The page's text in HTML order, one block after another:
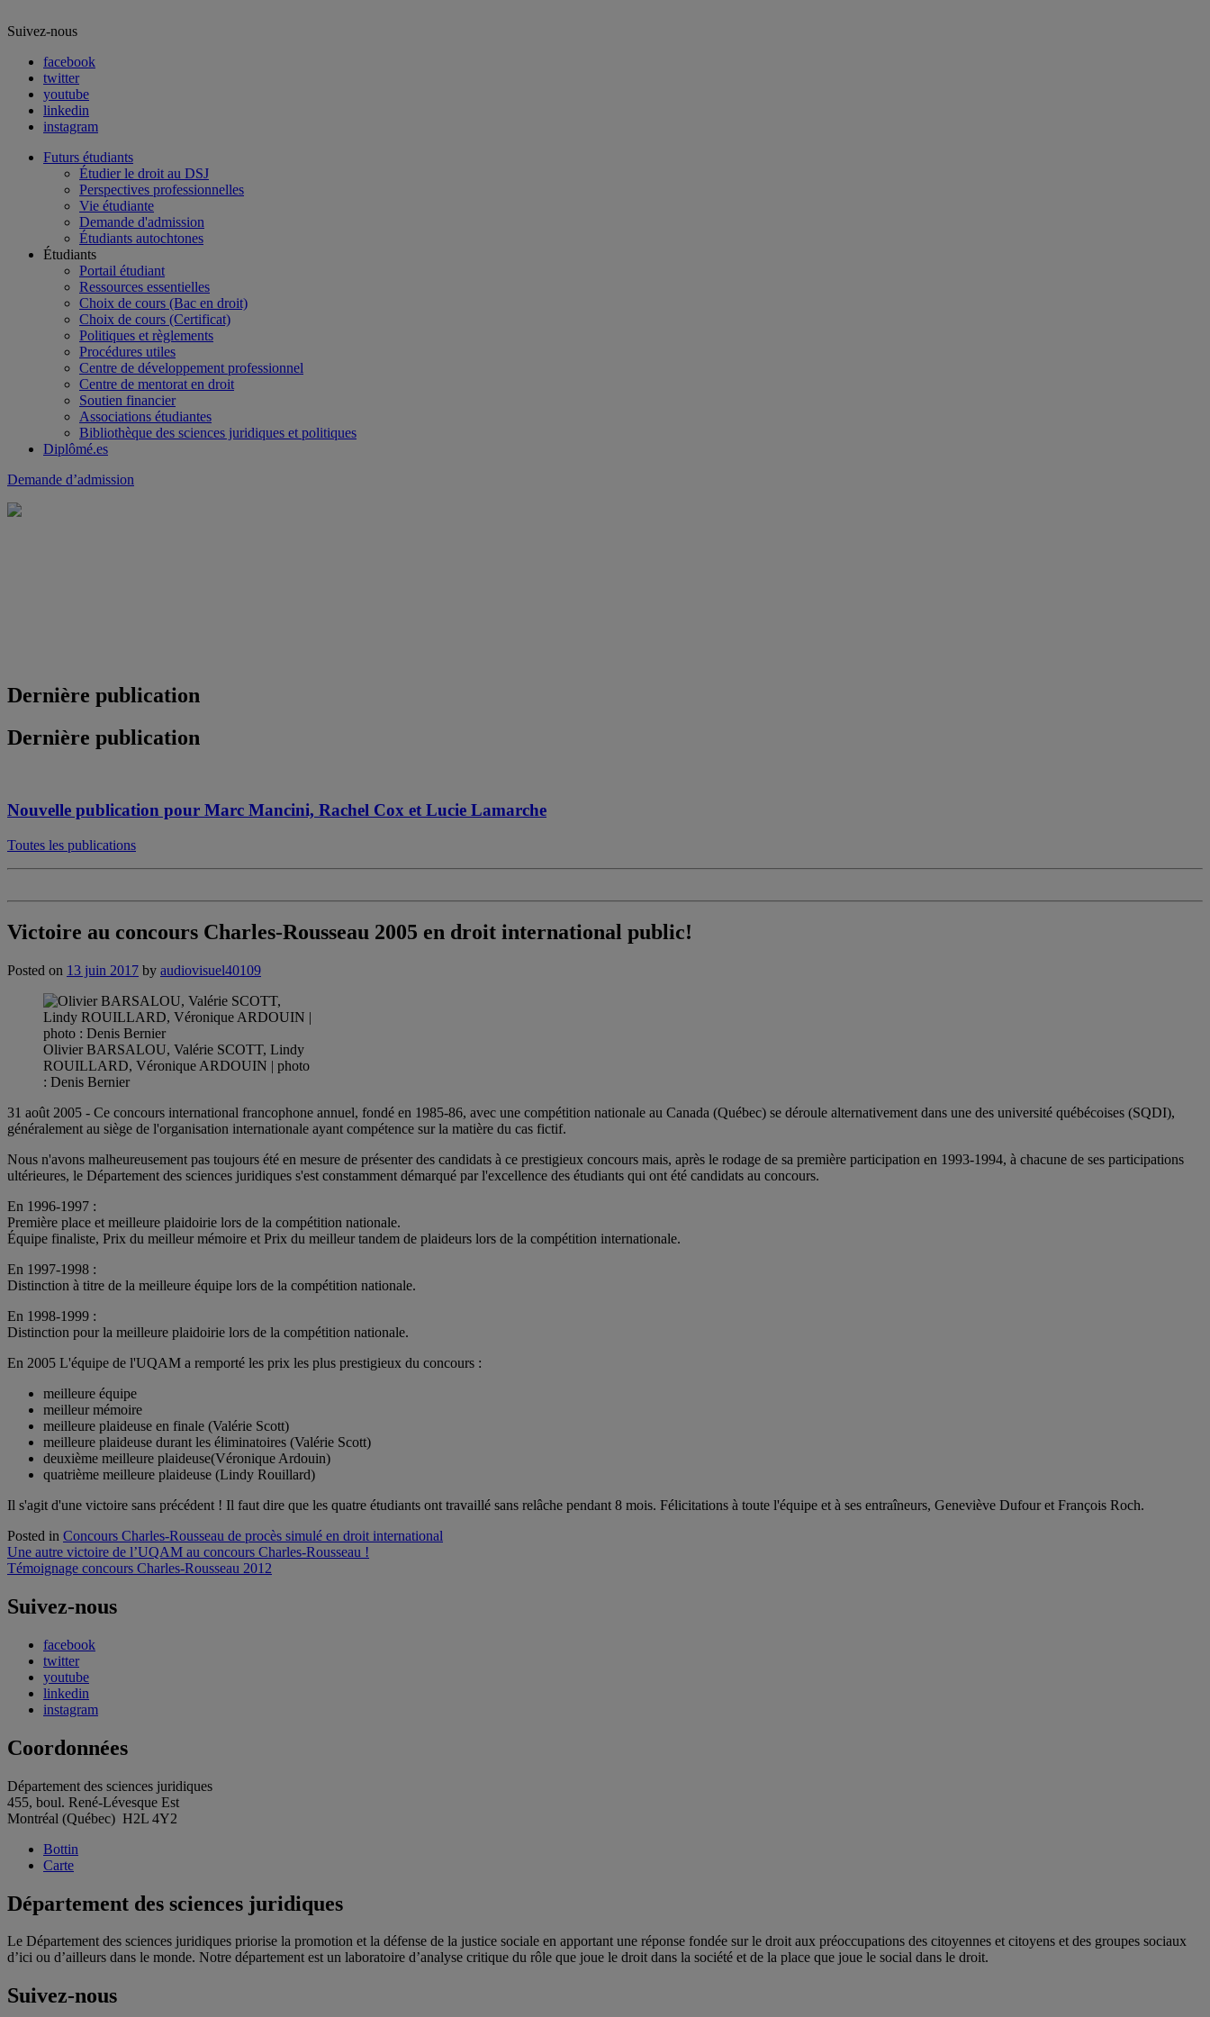
Suivez-nous
facebook
twitter
youtube
linkedin
instagram
Futurs étudiants
Étudier le droit au DSJ
Perspectives professionnelles
Vie étudiante
Demande d'admission
Étudiants autochtones
Étudiants
Portail étudiant
Ressources essentielles
Choix de cours (Bac en droit)
Choix de cours (Certificat)
Politiques et règlements
Procédures utiles
Centre de développement professionnel
Centre de mentorat en droit
Soutien financier
Associations étudiantes
Bibliothèque des sciences juridiques et politiques
Diplômé.es
Demande d’admission
Dernière publication
Dernière publication
Nouvelle publication pour Marc Mancini, Rachel Cox et Lucie Lamarche
Toutes les publications
Victoire au concours Charles-Rousseau 2005 en droit international public!
Posted on 13 juin 2017 by audiovisuel40109
Olivier BARSALOU, Valérie SCOTT, Lindy
ROUILLARD, Véronique ARDOUIN | photo
: Denis Bernier
31 août 2005 - Ce concours international francophone annuel, fondé en 1985-86, avec une compétition nationale au Canada (Québec) se déroule alternativement dans une des université québécoises (SQDI),
généralement au siège de l'organisation internationale ayant compétence sur la matière du cas fictif.
Nous n'avons malheureusement pas toujours été en mesure de présenter des candidats à ce prestigieux concours mais, après le rodage de sa première participation en 1993-1994, à chacune de ses participations
ultérieures, le Département des sciences juridiques s'est constamment démarqué par l'excellence des étudiants qui ont été candidats au concours.
En 1996-1997 :
Première place et meilleure plaidoirie lors de la compétition nationale.
Équipe finaliste, Prix du meilleur mémoire et Prix du meilleur tandem de plaideurs lors de la compétition internationale.
En 1997-1998 :
Distinction à titre de la meilleure équipe lors de la compétition nationale.
En 1998-1999 :
Distinction pour la meilleure plaidoirie lors de la compétition nationale.
En 2005 L'équipe de l'UQAM a remporté les prix les plus prestigieux du concours :
meilleure équipe
meilleur mémoire
meilleure plaideuse en finale (Valérie Scott)
meilleure plaideuse durant les éliminatoires (Valérie Scott)
deuxième meilleure plaideuse(Véronique Ardouin)
quatrième meilleure plaideuse (Lindy Rouillard)
Il s'agit d'une victoire sans précédent ! Il faut dire que les quatre étudiants ont travaillé sans relâche pendant 8 mois. Félicitations à toute l'équipe et à ses entraîneurs, Geneviève Dufour et François Roch.
Posted in Concours Charles-Rousseau de procès simulé en droit international
Navigation
de
l'article
Une autre victoire de l’UQAM au concours Charles-Rousseau !
Témoignage concours Charles-Rousseau 2012
Suivez-nous
facebook
twitter
youtube
linkedin
instagram
Coordonnées
Département des sciences juridiques
455, boul. René-Lévesque Est
Montréal (Québec) H2L 4Y2
Bottin
Carte
Département des sciences juridiques
Le Département des sciences juridiques priorise la promotion et la défense de la justice sociale en apportant une réponse fondée sur le droit aux préoccupations des citoyennes et citoyens et des groupes sociaux
d’ici ou d’ailleurs dans le monde. Notre département est un laboratoire d’analyse critique du rôle que joue le droit dans la société et de la place que joue le social dans le droit.
Suivez-nous